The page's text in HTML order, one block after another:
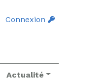
Connexion
Actualité